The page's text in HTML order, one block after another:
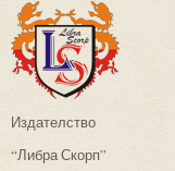
Издателство
“Либра Скорп”